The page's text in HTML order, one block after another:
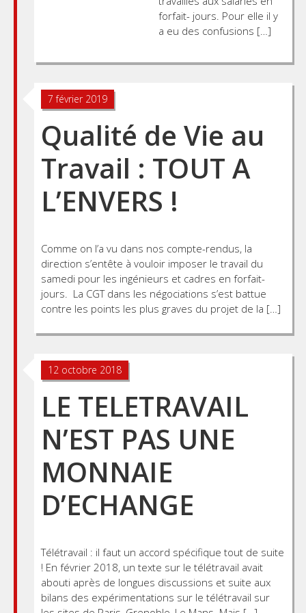
forfait- jours. Pour elle il y
a eu des confusions […]
7 février 2019
Qualité de Vie au
Travail : TOUT A
L’ENVERS !
Comme on l’a vu dans nos compte-rendus, la
direction s’entête à vouloir imposer le travail du
samedi pour les ingénieurs et cadres en forfait-
jours. La CGT dans les négociations s’est battue
contre les points les plus graves du projet de la […]
12 octobre 2018
LE TELETRAVAIL
N’EST PAS UNE
MONNAIE
D’ECHANGE
Télétravail : il faut un accord spécifique tout de suite
! En février 2018, un texte sur le télétravail avait
abouti après de longues discussions et suite aux
bilans des expérimentations sur le télétravail sur